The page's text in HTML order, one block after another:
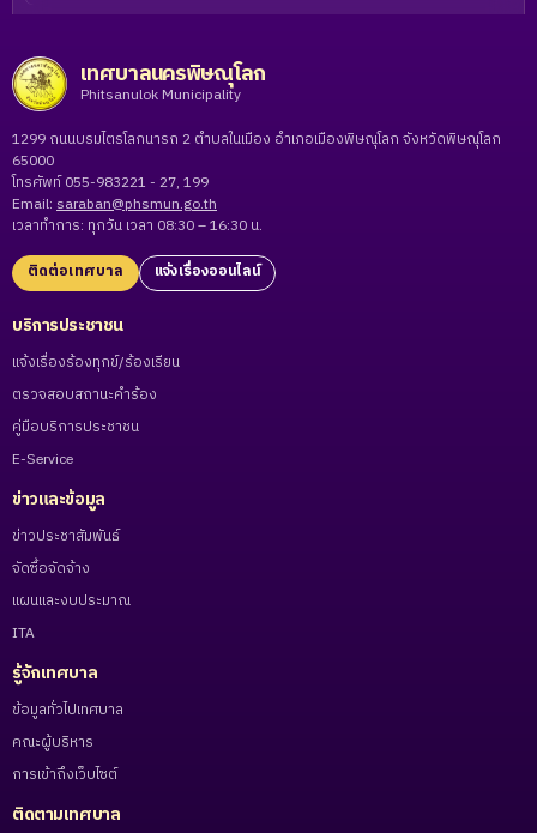
เทศบาลนครพิษณุโลก
Phitsanulok Municipality
1299 ถนนบรมไตรโลกนารถ 2 ตำบลในเมือง อำเภอเมืองพิษณุโลก จังหวัดพิษณุโลก
65000
โทรศัพท์ 055-983221 - 27, 199
Email: saraban@phsmun.go.th
เวลาทำการ: ทุกวัน เวลา 08:30 – 16:30 น.
ติดต่อเทศบาล แจ้งเรื่องออนไลน์
บริการประชาชน
แจ้งเรื่องร้องทุกข์/ร้องเรียน
ตรวจสอบสถานะคำร้อง
คู่มือบริการประชาชน
E-Service
ข่าวและข้อมูล
ข่าวประชาสัมพันธ์
จัดซื้อจัดจ้าง
แผนและงบประมาณ
ITA
รู้จักเทศบาล
ข้อมูลทั่วไปเทศบาล
คณะผู้บริหาร
การเข้าถึงเว็บไซต์
ติดตามเทศบาล